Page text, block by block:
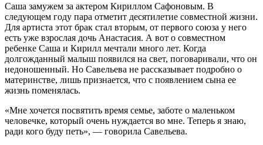
Саша замужем за актером Кириллом Сафоновым. В
следующем году пара отметит десятилетие совместной жизни.
Для артиста этот брак стал вторым, от первого союза у него
есть уже взрослая дочь Анастасия. А вот о совместном
ребенке Саша и Кирилл мечтали много лет. Когда
долгожданный малыш появился на свет, поговаривали, что он
недоношенный. Но Савельева не рассказывает подробно о
материнстве, лишь признается, что с появлением сына ее
жизнь поменялась.
«Мне хочется посвятить время семье, заботе о маленьком
человечке, который очень нуждается во мне. Теперь я знаю,
ради кого буду петь», — говорила Савельева.